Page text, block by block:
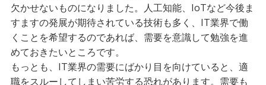
欠かせないものになりました。人工知能、IoTなど今後ま
すますの発展が期待されている技術も多く、IT業界で働
くことを希望するのであれば、需要を意識して勉強を進
めておきたいところです。
もっとも、IT業界の需要にばかり目を向けていると、適
職をスルーしてしまい苦労する恐れがあります。需要も